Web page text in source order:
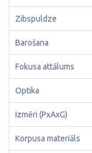
Zibspuldze
Barošana
Fokusa attālums
Optika
Izmēri (PxAxG)
Korpusa materiāls